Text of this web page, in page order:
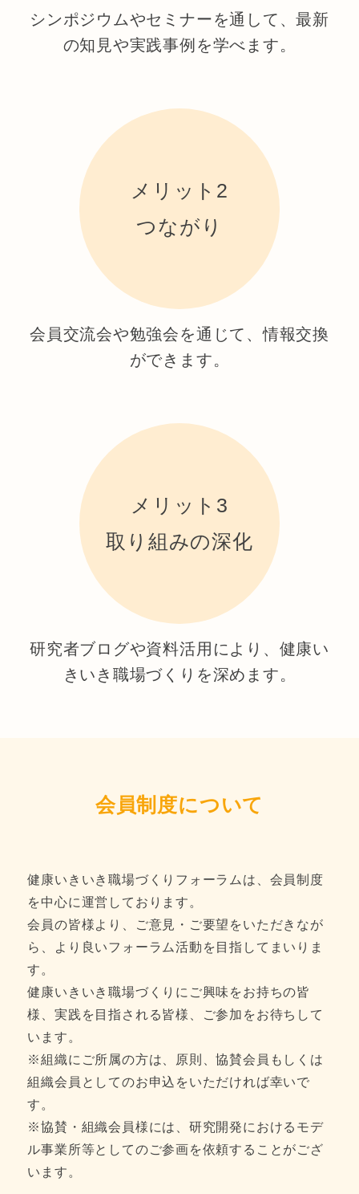
シンポジウムやセミナーを通して、最新
の知見や実践事例を学べます。
メリット2
つながり
会員交流会や勉強会を通じて、情報交換
ができます。
メリット3
取り組みの深化
研究者ブログや資料活用により、健康い
きいき職場づくりを深めます。
会員制度について
健康いきいき職場づくりフォーラムは、会員制度
を中心に運営しております。
会員の皆様より、ご意見・ご要望をいただきなが
ら、より良いフォーラム活動を目指してまいりま
す。
健康いきいき職場づくりにご興味をお持ちの皆
様、実践を目指される皆様、ご参加をお待ちして
います。
※組織にご所属の方は、原則、協賛会員もしくは
組織会員としてのお申込をいただければ幸いで
す。
※協賛・組織会員様には、研究開発におけるモデ
ル事業所等としてのご参画を依頼することがござ
います。